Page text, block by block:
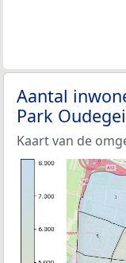
Aantal
Park
Kaart van de